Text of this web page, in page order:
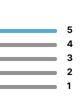
5
4
3
2
1